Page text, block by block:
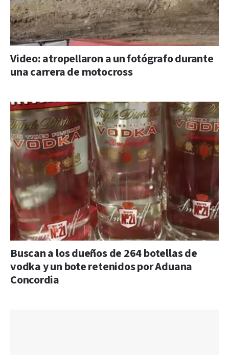
Video: atropellaron a un fotógrafo durante
una carrera de motocross
Buscan a los dueños de 264 botellas de
vodka y un bote retenidos por Aduana
Concordia